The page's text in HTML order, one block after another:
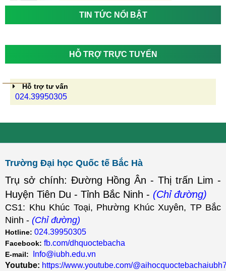
TIN TỨC NỔI BẬT
HỖ TRỢ TRỰC TUYẾN
Hỗ trợ tư vấn
024.39950305
Trường Đại học Quốc tế Bắc Hà
Trụ sở chính: Đường Hồng Ân - Thị trấn Lim -
Huyện Tiên Du - Tỉnh Bắc Ninh - (Chỉ đường)
CS1: Khu Khúc Toại, Phường Khúc Xuyên, TP Bắc
Ninh - (Chỉ đường)
Hotline: 024.39950305
Facebook: fb.com/dhquoctebacha
E-mail:
Info@iubh.edu.vn
Youtube: https://www.youtube.com/